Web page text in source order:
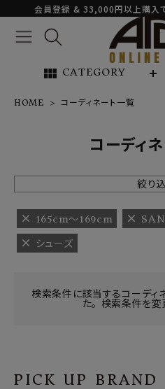
会員登録 & 33,000円以上購入で
view_module CATEGORY
NEW ARRIVAL
ARCH EXCLUSIVE
BRAND
CATEGORY
HOME コーディネート一覧
コーディ
絞り
165cm〜169cm
シューズ
検索条件に該当するコーディ
た。 検索条件を変
PICK UP BRAND